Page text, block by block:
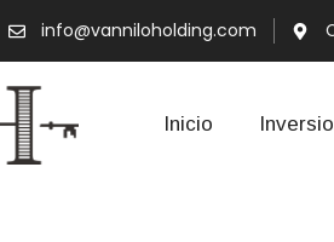
info@vanniloholding.com
Inicio